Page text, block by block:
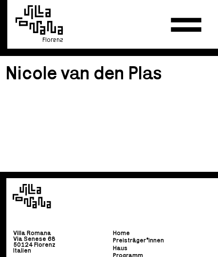
Florenz
Nicole van den Plas
Villa Romana
Via Senese 68
50124 Florenz
Italien
Home
Preisträger*innen
Haus
Programm